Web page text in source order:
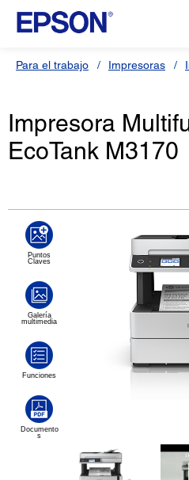
Para el trabajo Impresoras
Impresora
EcoTank M3170